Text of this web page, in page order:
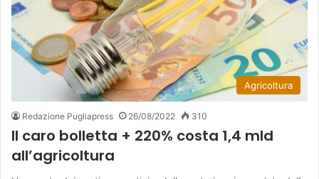
Agricoltura
Redazione Pugliapress 26/08/2022 310
Il caro bolletta + 220% costa 1,4 mld
all’agricoltura